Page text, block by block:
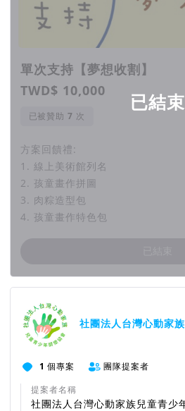
社團法人台灣心動家
1 個專案
團隊提案者
提案者名稱
社團法人台灣心動家族兒童青少
已結束
單次支持【夢想收割】
TWD$ 10,000
已被贊助 次
方案回饋禮:
1. 線上美術館列名
2. 孩童畫作拼圖
3. 肉粽造型包
4. 孩童畫作特色包